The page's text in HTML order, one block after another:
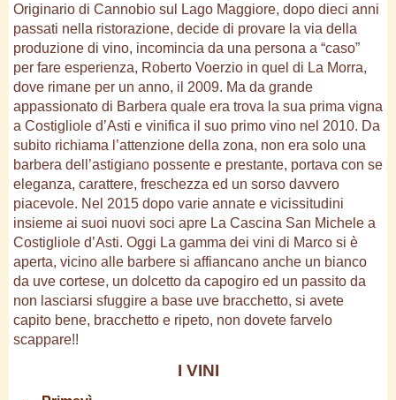
Originario di Cannobio sul Lago Maggiore, dopo dieci anni
passati nella ristorazione, decide di provare la via della
produzione di vino, incomincia da una persona a “caso”
per fare esperienza, Roberto Voerzio in quel di La Morra,
dove rimane per un anno, il 2009. Ma da grande
appassionato di Barbera quale era trova la sua prima vigna
a Costigliole d’Asti e vinifica il suo primo vino nel 2010. Da
subito richiama l’attenzione della zona, non era solo una
barbera dell’astigiano possente e prestante, portava con se
eleganza, carattere, freschezza ed un sorso davvero
piacevole. Nel 2015 dopo varie annate e vicissitudini
insieme ai suoi nuovi soci apre La Cascina San Michele a
Costigliole d’Asti. Oggi La gamma dei vini di Marco si è
aperta, vicino alle barbere si affiancano anche un bianco
da uve cortese, un dolcetto da capogiro ed un passito da
non lasciarsi sfuggire a base uve bracchetto, si avete
capito bene, bracchetto e ripeto, non dovete farvelo
scappare!!
I VINI